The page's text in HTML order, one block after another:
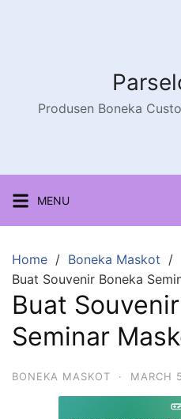
Produsen Boneka
MENU
Home
Boneka Maskot
Buat Souvenir Boneka
Buat
Seminar
BONEKA MASKOT · MARCH